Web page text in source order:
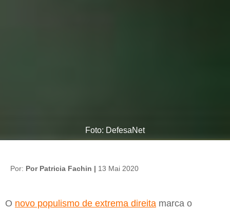
Foto: DefesaNet
Por: Por Patricia Fachin | 13 Mai 2020
O novo populismo de extrema direita marca o